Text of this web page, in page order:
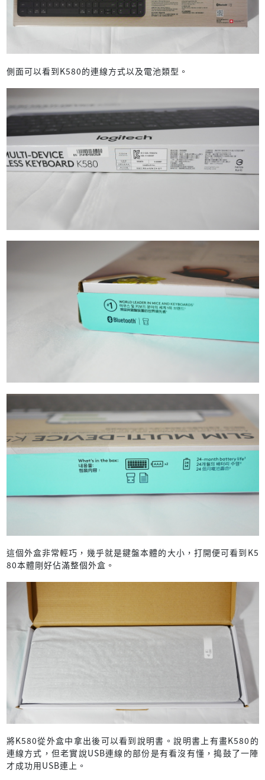
側面可以看到K580的連線方式以及電池類型。
這個外盒非常輕巧，幾乎就是鍵盤本體的大小，打開便可看到K5
80本體剛好佔滿整個外盒。
將K580從外盒中拿出後可以看到說明書。說明書上有畫K580的
連線方式，但老實說USB連線的部份是有看沒有懂，搗鼓了一陣
才成功用USB連上。